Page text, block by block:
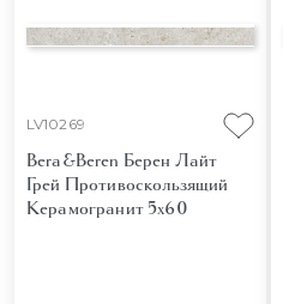
LV10269
Bera&Beren Берен Лайт
Грей Противоскользящий
Керамогранит 5x60